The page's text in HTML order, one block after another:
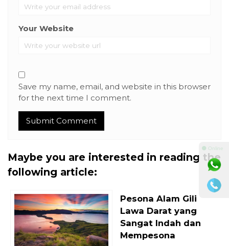
Your Website
Save my name, email, and website in this browser
for the next time I comment.
Maybe you are interested in reading the
following article:
Pesona Alam Gili
Lawa Darat yang
Sangat Indah dan
Mempesona
⚫ Online